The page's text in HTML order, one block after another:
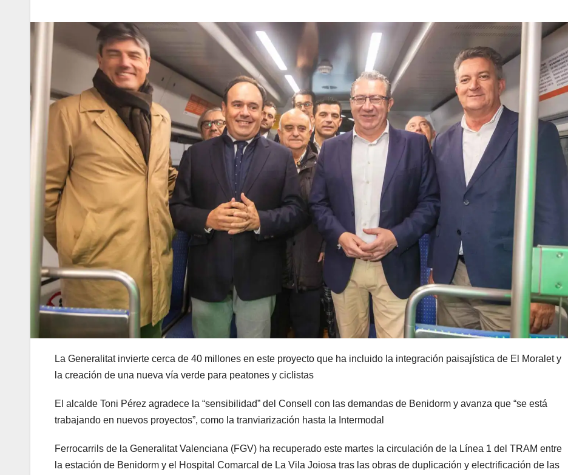
La Generalitat invierte cerca de 40 millones en este proyecto que ha incluido la integración paisajística de El Moralet y
la creación de una nueva vía verde para peatones y ciclistas
El alcalde Toni Pérez agradece la “sensibilidad” del Consell con las demandas de Benidorm y avanza que “se está
trabajando en nuevos proyectos”, como la tranviarización hasta la Intermodal
Ferrocarrils de la Generalitat Valenciana (FGV) ha recuperado este martes la circulación de la Línea 1 del TRAM entre
la estación de Benidorm y el Hospital Comarcal de La Vila Joiosa tras las obras de duplicación y electrificación de las